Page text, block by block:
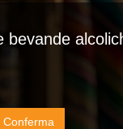
bevande
Conferma